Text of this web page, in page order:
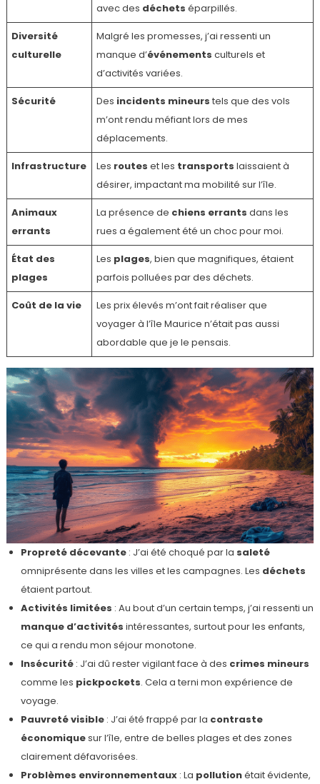
avec des déchets éparpillés.
Diversité
culturelle
Malgré les promesses, j’ai ressenti un
manque d’événements culturels et
d’activités variées.
Sécurité Des incidents mineurs tels que des vols
m’ont rendu méfiant lors de mes
déplacements.
Infrastructure Les routes et les transports laissaient à
désirer, impactant ma mobilité sur l’île.
Animaux
errants
La présence de chiens errants dans les
rues a également été un choc pour moi.
État des
plages
Les plages, bien que magnifiques, étaient
parfois polluées par des déchets.
Coût de la vie
Les prix élevés m’ont fait réaliser que
voyager à l’île Maurice n’était pas aussi
abordable que je le pensais.
Propreté décevante: J’ai été choqué par la saleté
omniprésente dans les villes et les campagnes. Les déchets
étaient partout.
Activités limitées : Au bout d’un certain temps, j’ai ressenti un
manque d’activités intéressantes, surtout pour les enfants,
ce qui a rendu mon séjour monotone.
Insécurité: J’ai dû rester vigilant face à des crimes mineurs
comme les pickpockets. Cela a terni mon expérience de
voyage.
Pauvreté visible: J’ai été frappé par la contraste
économiquesur l’île, entre de belles plages et des zones
clairement défavorisées.
Problèmes environnementaux: La pollutionétait évidente,